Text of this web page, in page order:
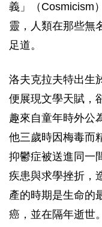
義」（Cosmicism
靈，人類在那些無
足道。
洛夫克拉夫特出生
便展現文學天賦，
趣來自童年時外公
他三歲時因梅毒而
抑鬱症被送進同一
疾患與求學挫折，
產的時期是生命的
癌，並在隔年逝世